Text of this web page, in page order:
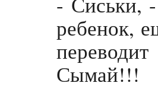
ребенок,
Сымай!!!